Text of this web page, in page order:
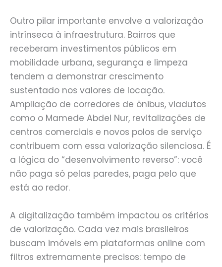
Outro pilar importante envolve a valorização
intrínseca à infraestrutura. Bairros que
receberam investimentos públicos em
mobilidade urbana, segurança e limpeza
tendem a demonstrar crescimento
sustentado nos valores de locação.
Ampliação de corredores de ônibus, viadutos
como o Mamede Abdel Nur, revitalizações de
centros comerciais e novos polos de serviço
contribuem com essa valorização silenciosa. É
a lógica do “desenvolvimento reverso”: você
não paga só pelas paredes, paga pelo que
está ao redor.
A digitalização também impactou os critérios
de valorização. Cada vez mais brasileiros
buscam imóveis em plataformas online com
filtros extremamente precisos: tempo de